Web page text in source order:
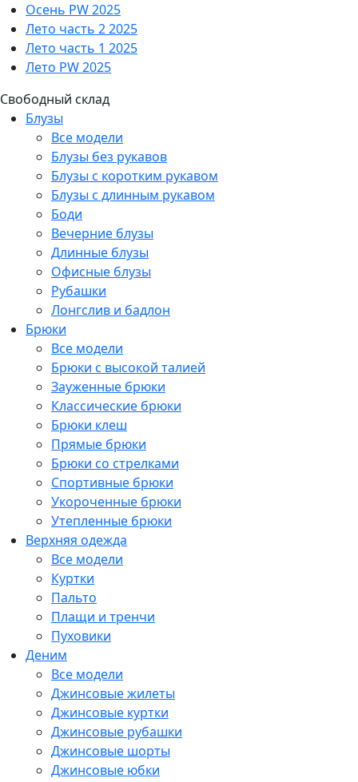
Осень PW 2025
Лето часть 2 2025
Лето часть 1 2025
Лето PW 2025
Свободный склад
Блузы
Все модели
Блузы без рукавов
Блузы с коротким рукавом
Блузы с длинным рукавом
Боди
Вечерние блузы
Длинные блузы
Офисные блузы
Рубашки
Лонгслив и бадлон
Брюки
Все модели
Брюки с высокой талией
Зауженные брюки
Классические брюки
Брюки клеш
Прямые брюки
Брюки со стрелками
Спортивные брюки
Укороченные брюки
Утепленные брюки
Верхняя одежда
Все модели
Куртки
Пальто
Плащи и тренчи
Пуховики
Деним
Все модели
Джинсовые жилеты
Джинсовые куртки
Джинсовые рубашки
Джинсовые шорты
Джинсовые юбки